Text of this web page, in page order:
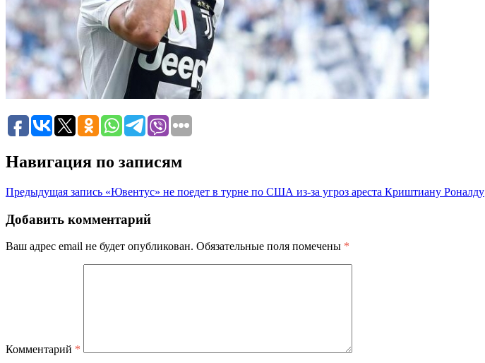
Навигация по записям
Предыдущая запись «Ювентус» не поедет в турне по США из-за угроз ареста Криштиану Роналду
Добавить комментарий
Ваш адрес email не будет опубликован. Обязательные поля помечены *
Комментарий *